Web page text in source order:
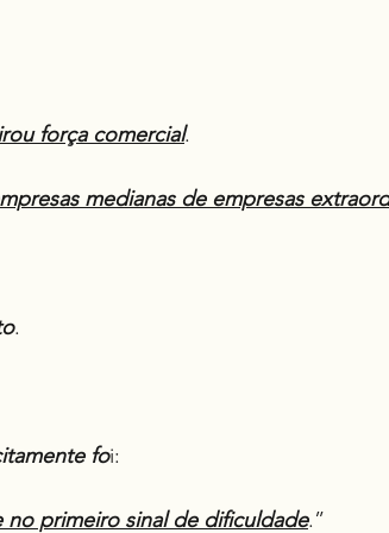
força comercial.
medianas de empresas
.
foi:
primeiro sinal de dificuldade.”